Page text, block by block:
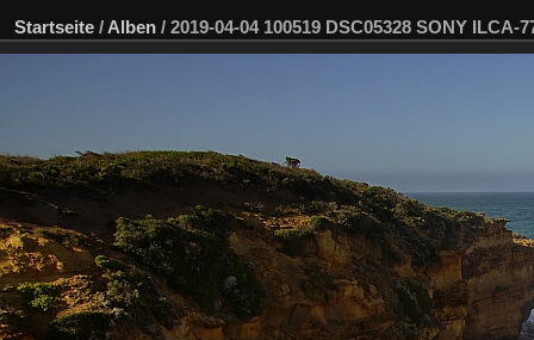
Startseite / Alben / 2019-04-04 100519 DSC05328 SONY ILCA-